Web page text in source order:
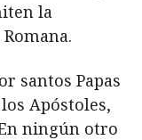
la
santos Papas
Apóstoles,
ningún otro